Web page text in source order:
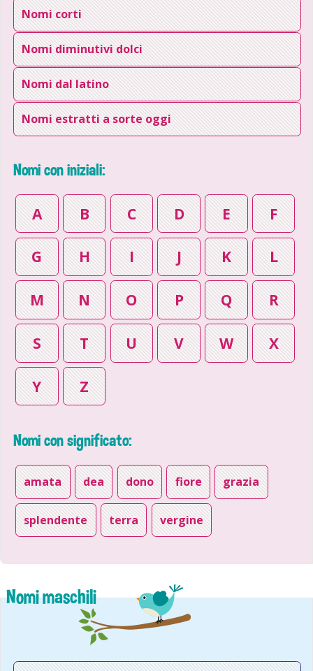
Nomi corti
Nomi diminutivi dolci
Nomi dal latino
Nomi estratti a sorte oggi
Nomi con iniziali:
A B C D E F
G H I J K L
M N O P Q R
S T U V W X
Y Z
Nomi con significato:
amata dea dono fiore grazia
splendente terra vergine
Nomi maschili